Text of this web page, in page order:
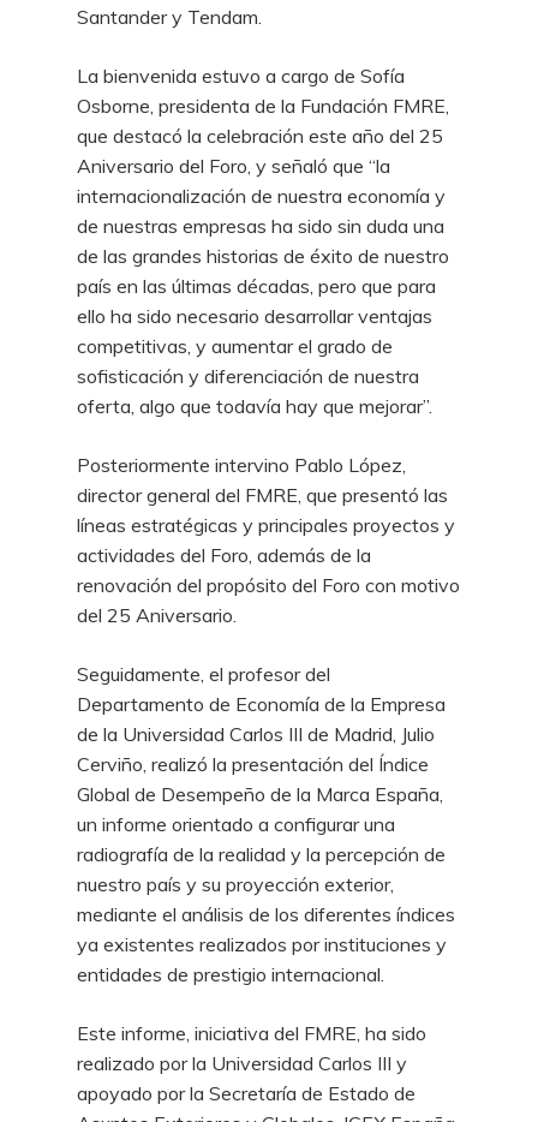
Santander y Tendam.
La bienvenida estuvo a cargo de Sofía
Osborne, presidenta de la Fundación FMRE,
que destacó la celebración este año del 25
Aniversario del Foro, y señaló que “la
internacionalización de nuestra economía y
de nuestras empresas ha sido sin duda una
de las grandes historias de éxito de nuestro
país en las últimas décadas, pero que para
ello ha sido necesario desarrollar ventajas
competitivas, y aumentar el grado de
sofisticación y diferenciación de nuestra
oferta, algo que todavía hay que mejorar”.
Posteriormente intervino Pablo López,
director general del FMRE, que presentó las
líneas estratégicas y principales proyectos y
actividades del Foro, además de la
renovación del propósito del Foro con motivo
del 25 Aniversario.
Seguidamente, el profesor del
Departamento de Economía de la Empresa
de la Universidad Carlos III de Madrid, Julio
Cerviño, realizó la presentación del Índice
Global de Desempeño de la Marca España,
un informe orientado a configurar una
radiografía de la realidad y la percepción de
nuestro país y su proyección exterior,
mediante el análisis de los diferentes índices
ya existentes realizados por instituciones y
entidades de prestigio internacional.
Este informe, iniciativa del FMRE, ha sido
realizado por la Universidad Carlos III y
apoyado por la Secretaría de Estado de